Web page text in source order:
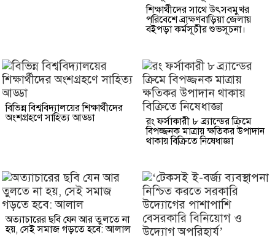
শিক্ষার্থীদের সাথে উৎসবমুখর
পরিবেশে ব্রাক্ষণবাড়িয়া জেলায়
বইপড়া কর্মসূচীর শুভসূচনা।
বিভিন্ন বিশ্ববিদ্যালয়ের শিক্ষার্থীদের
অংশগ্রহণে সাহিত্য আড্ডা
রং ফর্সাকারী ৮ ব্র্যান্ডের ক্রিমে
বিপজ্জনক মাত্রায় ক্ষতিকর উপাদান
থাকায় বিক্রিতে নিষেধাজ্ঞা
অত্যাচারের ছবি যেন আর তুলতে না
হয়, সেই সমাজ গড়তে হবে: আলাল